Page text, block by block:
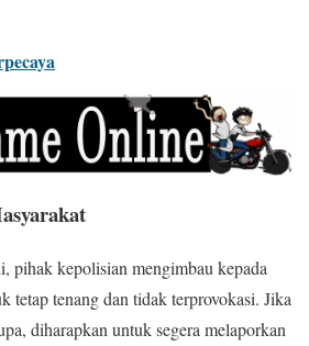
pihak kepolisian mengimbau kepada
tetap tenang dan tidak terprovokasi. Jika
diharapkan untuk segera melaporkan